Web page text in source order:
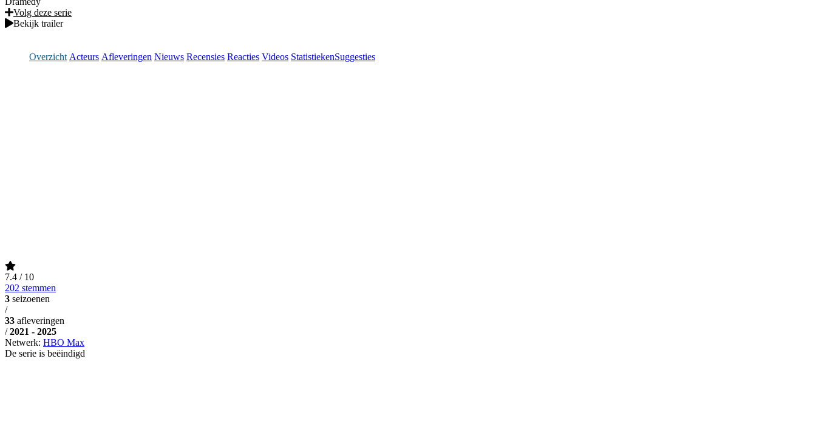
Volg deze serie
Bekijk trailer
Overzicht Acteurs Afleveringen Nieuws Recensies Reacties Videos StatistiekenSuggesties
7.4 / 10
202 stemmen
3 seizoenen
/
33 afleveringen
/ 2021 - 2025
Netwerk: HBO Max
De serie is beëindigd